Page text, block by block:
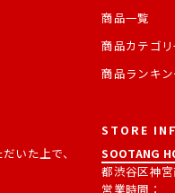
商品一覧
商品カテゴ
商品ランキ
いた上で、
STORE
SOOTANG
都渋谷区神
営業時間：